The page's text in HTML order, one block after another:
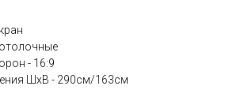
- 16:9
ШхВ - 290см/163см